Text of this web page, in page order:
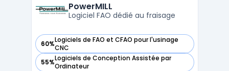
décisions rapides et éclairées basée ...
PowerMILL
Logiciel FAO dédié au fraisage
60%Logiciels de FAO et CFAO pour l'usinage
CNC
— voir PowerMILL dans cette catégorie
55%Logiciels de Conception Assistée par
Ordinateur
— voir PowerMILL dans cette catégorie